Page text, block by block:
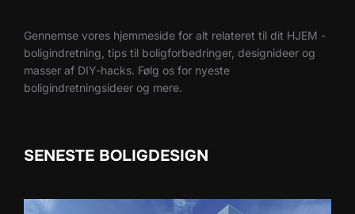
Gennemse vores hjemmeside for alt relateret til dit HJEM -
boligindretning, tips til boligforbedringer, designideer og
masser af DIY-hacks. Følg os for nyeste
boligindretningsideer og mere.
SENESTE BOLIGDESIGN